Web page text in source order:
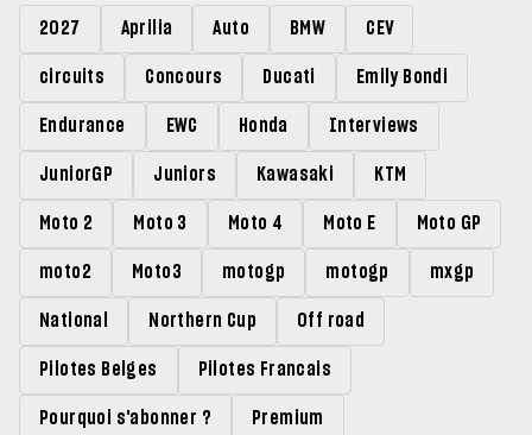
2027 Aprilia Auto BMW CEV
circuits Concours Ducati Emily Bondi
Endurance EWC Honda Interviews
JuniorGP Juniors Kawasaki KTM
Moto 2 Moto 3 Moto 4 Moto E Moto GP
moto2 Moto3 motogp motogp mxgp
National Northern Cup Off road
Pilotes Belges Pilotes Francais
Pourquoi s'abonner ? Premium